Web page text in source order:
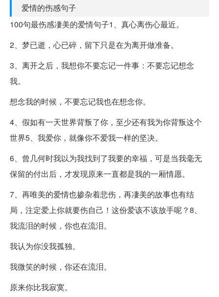
爱情的伤感句子
100句最伤感凄美的爱情句子1、真心离伤心最近。
2、梦已逝，心已碎，留下只是在为离开做准备。
3、离开之后，我想你不要忘记一件事：不要忘记想念
我。
想念我的时候，不要忘记我也在想念你。
4、假如有一天世界背叛了你，至少还有我为你背叛这个
世界5、我爱你，就像你不爱我一样的坚决。
6、曾几何时我以为我找到了我要的幸福，可是当我毫无
保留的付出后，才发现原来一直都是我的一厢情愿。
7、再唯美的爱情也掺杂着悲伤，再凄美的故事也有结
局，注定爱上你就要伤自己！这份爱该不该放手呢？8、
我流泪的时候，你也在流泪。
我认为你没我孤独。
我微笑的时候，你还在流泪。
原来你比我寂寞。